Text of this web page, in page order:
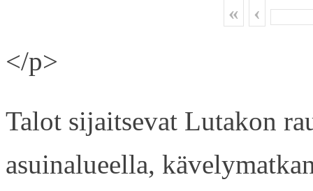
« ‹
</p>
Talot sijaitsevat Lutakon
asuinalueella,